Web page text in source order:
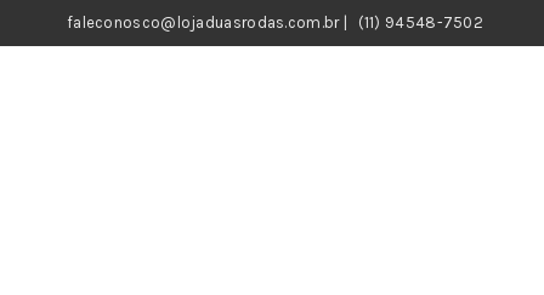
faleconosco@lojaduasrodas.com.br| (11) 94548-7502